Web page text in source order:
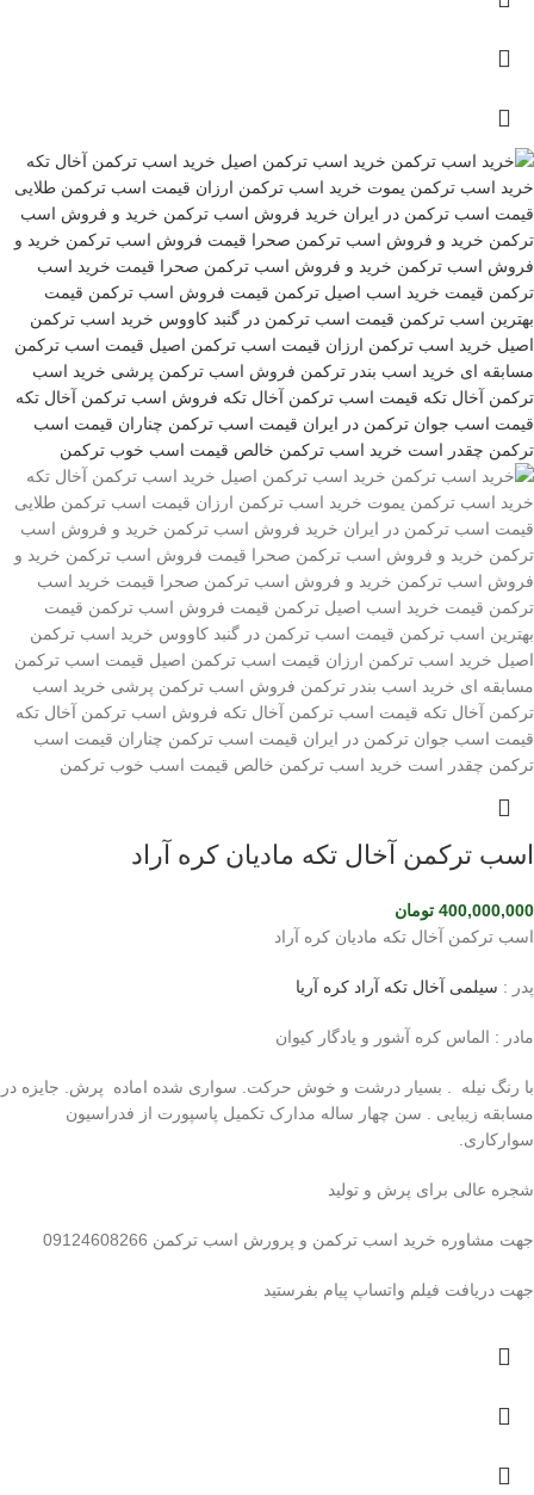
اسب ترکمن آخال تکه مادیان کره آراد
400,000,000 تومان
اسب ترکمن آخال تکه مادیان کره آراد
پدر : سیلمی آخال تکه آراد کره آریا
مادر : الماس کره آشور و یادگار کیوان
با رنگ نیله . بسیار درشت و خوش حرکت. سواری شده اماده پرش. جایزه در
مسابقه زیبایی . سن چهار ساله مدارک تکمیل پاسپورت از فدراسیون
سوارکاری.
شجره عالی برای پرش و تولید
جهت مشاوره خرید اسب ترکمن و پرورش اسب ترکمن 09124608266
جهت دریافت فیلم واتساپ پیام بفرستید